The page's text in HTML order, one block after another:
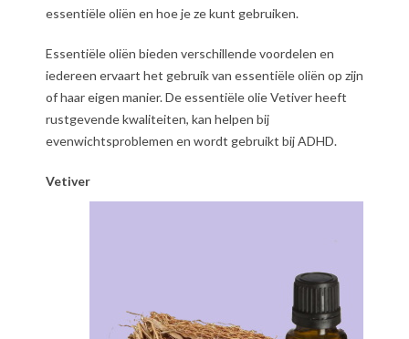
essentiële oliën en hoe je ze kunt gebruiken.
Essentiële oliën bieden verschillende voordelen en
iedereen ervaart het gebruik van essentiële oliën op zijn
of haar eigen manier. De essentiële olie Vetiver heeft
rustgevende kwaliteiten, kan helpen bij
evenwichtsproblemen en wordt gebruikt bij ADHD.
Vetiver